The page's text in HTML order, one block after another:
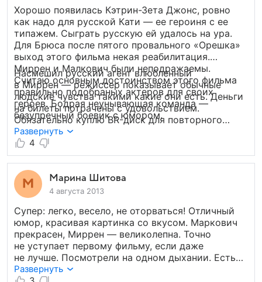
Хорошо появилась Кэтрин-Зета Джонс, ровно
как надо для русской Кати — ее героиня с ее
типажем. Сыграть русскую ей удалось на ура.
Для Брюса после пятого провального «Орешка»
выход этого фильма некая реабилитация.
Миррен и Малкович были неподражаемы.
Считаю основным достоинством этого фильма
правильно подобраных актеров для своих
героев. Бодрая неунывающая команда —
безупречный боевик с юмором.
Насмешил русский агент влюбленный
в Миррен — режиссер показывает обычные
людские чувства такими какие они есть. Деньги
на билеты потрачены с удовольствием.
Обязательно куплю BR-диск для повторного
просмотра и домашней коллекции
Развернуть
4
Марина Шитова
4 августа 2013
Супер: легко, весело, не оторваться! Отличный
юмор, красивая картинка со вкусом. Маркович
прекрасен, Миррен — великолепна. Точно
не уступает первому фильму, если даже
не лучше. Посмотрели на одном дыхании. Есть
желание посмотреть еще раз. Качественное
Развернуть